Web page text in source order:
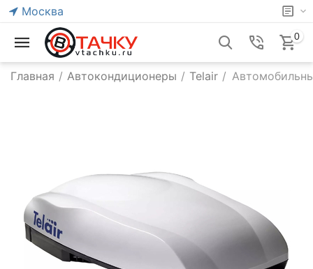
Москва
0
Главная / Автокондиционеры / Telair /